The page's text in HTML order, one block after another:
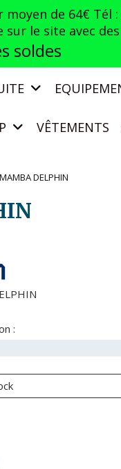
de 64€ Tél :
sur le site avec
soldes
VÊTEMENTS
DELPHIN
: